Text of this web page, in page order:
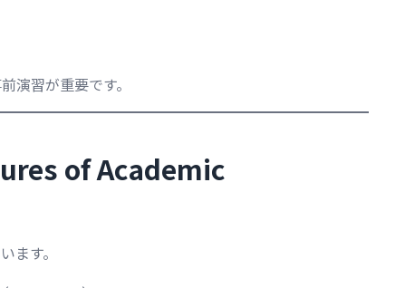
演習が重要です。
of Academic
ます。